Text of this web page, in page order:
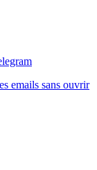
emails sans ouvrir